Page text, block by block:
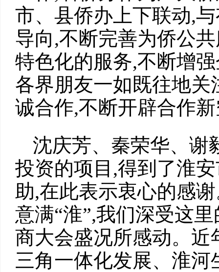
市、县侨办上下联动,
导向,不断完善为侨公
特色化的服务,不断增
各界朋友一如既往地
诚合作,不断开辟合作
沈庆芳、秦荣华、谢
投资的项目,得到了淮
助,在此表示衷心的感
意满“淮”,我们深受这
商大会盛况所感动。
三角一体化发展、淮